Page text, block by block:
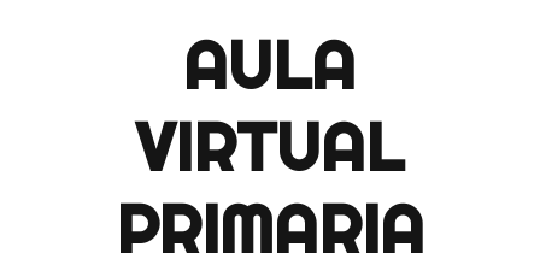
AULA
VIRTUAL
PRIMARIA